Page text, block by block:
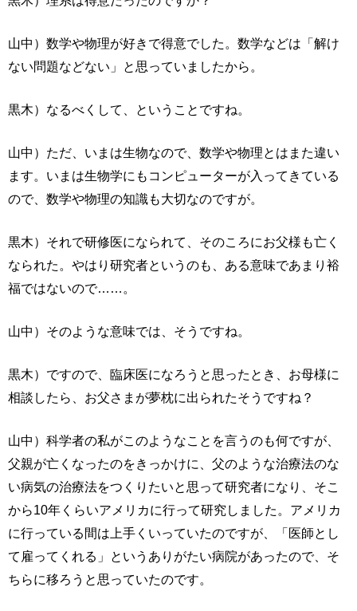
山中）数学や物理が好きで得意でした。数学などは「解け
ない問題などない」と思っていましたから。
黒木）なるべくして、ということですね。
山中）ただ、いまは生物なので、数学や物理とはまた違い
ます。いまは生物学にもコンピューターが入ってきている
ので、数学や物理の知識も大切なのですが。
黒木）それで研修医になられて、そのころにお父様も亡く
なられた。やはり研究者というのも、ある意味であまり裕
福ではないので……。
山中）そのような意味では、そうですね。
黒木）ですので、臨床医になろうと思ったとき、お母様に
相談したら、お父さまが夢枕に出られたそうですね？
山中）科学者の私がこのようなことを言うのも何ですが、
父親が亡くなったのをきっかけに、父のような治療法のな
い病気の治療法をつくりたいと思って研究者になり、そこ
から10年くらいアメリカに行って研究しました。アメリカ
に行っている間は上手くいっていたのですが、「医師とし
て雇ってくれる」というありがたい病院があったので、そ
ちらに移ろうと思っていたのです。